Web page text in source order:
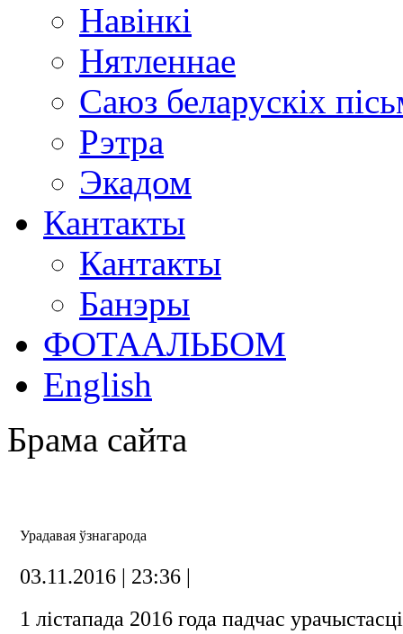
Навінкі
Нятленнае
Саюз беларускіх
Рэтра
Экадом
Кантакты
Кантакты
Банэры
ФОТААЛЬБОМ
English
Брама сайта
Урадавая ўзнагарода
03.11.2016 | 23:36 |
1 лістапада 2016 года падчас